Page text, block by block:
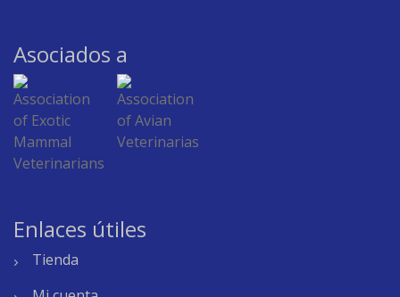
Asociados a
Enlaces útiles
Tienda